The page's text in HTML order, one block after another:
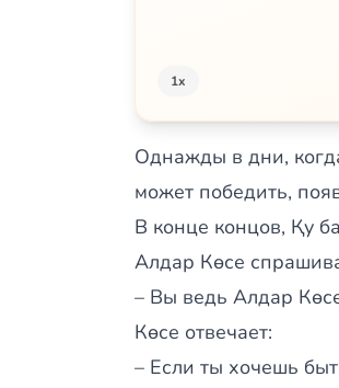
1x
Однажды в дни,
может победить,
В конце концов, Қу
Алдар Көсе
– Вы ведь Алдар
Көсе отвечает:
– Если ты хочешь